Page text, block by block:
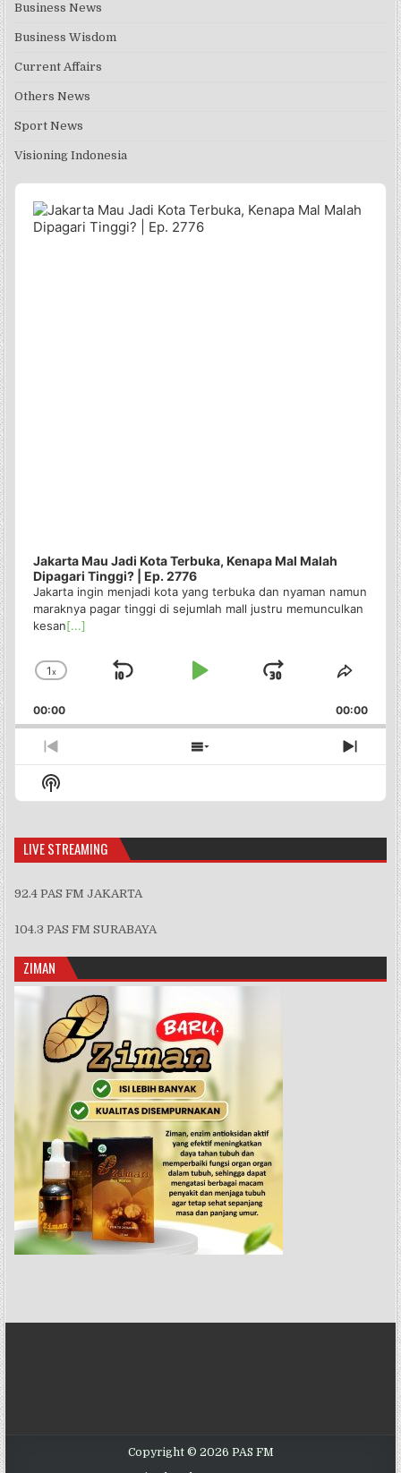
Business News
Business Wisdom
Current Affairs
Others News
Sport News
Visioning Indonesia
Audio
Player
Jakarta Mau Jadi Kota Terbuka, Kenapa Mal Malah
Dipagari Tinggi? | Ep. 2776
Jakarta ingin menjadi kota yang terbuka dan nyaman namun
maraknya pagar tinggi di sejumlah mall justru memunculkan
kesan[...]
Change
Rate
1x
Skip
Play
Jump
Forward
Share
00:00 00:00
Previous
Episode
Show
Next
Show
Podcast
LIVE STREAMING
92.4 PAS FM JAKARTA
104.3 PAS FM SURABAYA
ZIMAN
Copyright © 2026 PAS FM